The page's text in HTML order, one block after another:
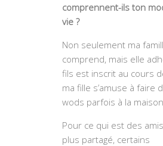
comprennent-ils ton
vie ?
Non seulement ma
comprend, mais elle
fils est inscrit au cours
ma fille s’amuse à faire
wods parfois à la maison.
Pour ce qui est des
plus partagé, certains